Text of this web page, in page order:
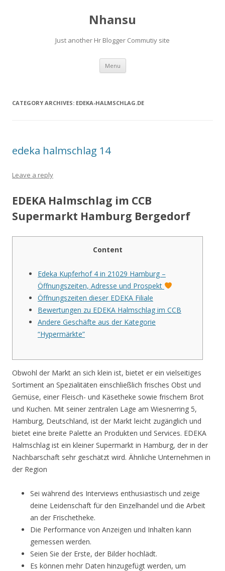
Nhansu
Just another Hr Blogger Commutiy site
Menu Skip to content
CATEGORY ARCHIVES: EDEKA-HALMSCHLAG.DE
edeka halmschlag 14
Leave a reply
EDEKA Halmschlag im CCB
Supermarkt Hamburg Bergedorf
Content
Edeka Kupferhof 4 in 21029 Hamburg –
Öffnungszeiten, Adresse und Prospekt
Öffnungszeiten dieser EDEKA Filiale
Bewertungen zu EDEKA Halmschlag im CCB
Andere Geschäfte aus der Kategorie
“Hypermärkte”
Obwohl der Markt an sich klein ist, bietet er ein vielseitiges
Sortiment an Spezialitäten einschließlich frisches Obst und
Gemüse, einer Fleisch- und Käsetheke sowie frischem Brot
und Kuchen. Mit seiner zentralen Lage am Wiesnerring 5,
Hamburg, Deutschland, ist der Markt leicht zugänglich und
bietet eine breite Palette an Produkten und Services. EDEKA
Halmschlag ist ein kleiner Supermarkt in Hamburg, der in der
Nachbarschaft sehr geschätzt wird. Ähnliche Unternehmen in
der Region
Sei während des Interviews enthusiastisch und zeige
deine Leidenschaft für den Einzelhandel und die Arbeit
an der Frischetheke.
Die Performance von Anzeigen und Inhalten kann
gemessen werden.
Seien Sie der Erste, der Bilder hochlädt.
Es können mehr Daten hinzugefügt werden, um